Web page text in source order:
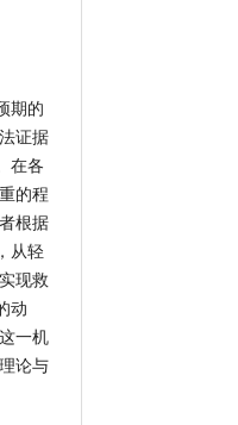
期的
证据
在各
的程
根据
从轻
现救
动
一机
论与